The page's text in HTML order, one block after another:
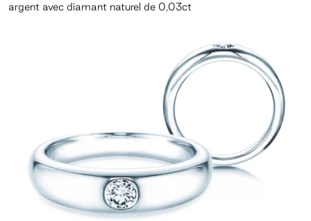
argent avec diamant naturel de 0,03ct